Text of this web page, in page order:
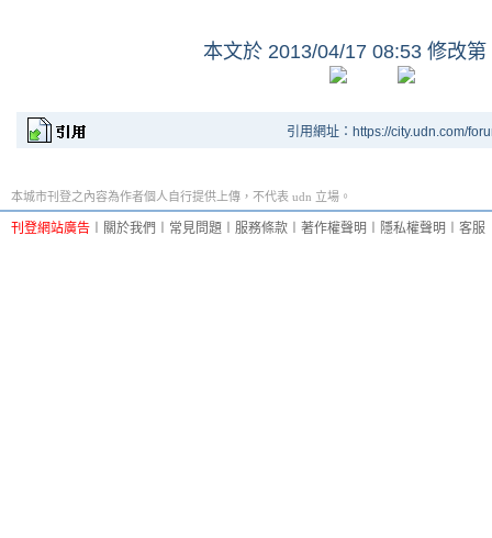
本文於 2013/04/17 08:53 修改第
引用網址：https://city.udn.com/
本城市刊登之內容為作者個人自行提供上傳，不代表 udn 立場。
刊登網站廣告 關於我們 常見問題 服務條款 著作權聲明 隱私權聲明 客服